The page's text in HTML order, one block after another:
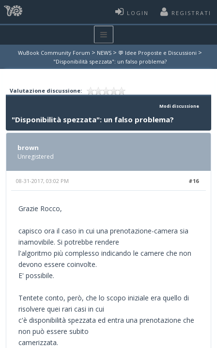
LOGIN REGISTRATI
WuBook Community Forum > NEWS > 💬 Idee Proposte e Discussioni >
"Disponibilità spezzata": un falso problema?
Valutazione discussione:
Modi discussione
"Disponibilità spezzata": un falso problema?
brown
Unregistered
#16
08-31-2017, 03:02 PM
Grazie Rocco,
capisco ora il caso in cui una prenotazione-camera sia
inamovibile. Si potrebbe rendere
l'algoritmo più complesso indicando le camere che non
devono essere coinvolte.
E' possibile.
Tentete conto, però, che lo scopo iniziale era quello di
risolvere quei rari casi in cui
c'è disponibilità spezzata ed entra una prenotazione che
non può essere subito
camerizzata.